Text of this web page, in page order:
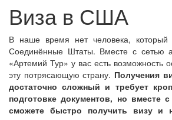
Виза в США
В наше время нет человека, который
Соединённые Штаты. Вместе с сетью
«Артемий Тур» у вас есть возможность
эту потрясающую страну. Получения
достаточно сложный и требует
подготовке документов, но вместе
сможете быстро получить визу и